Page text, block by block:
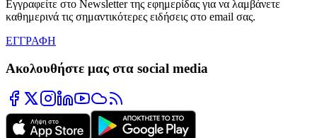
Εγγραφείτε στο Newsletter της εφημερίδας για να λαμβάνετε
καθημερινά τις σημαντικότερες ειδήσεις στο email σας.
ΕΓΓΡΑΦΗ
Ακολουθήστε μας στα social media